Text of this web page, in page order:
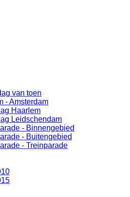
van toen
- Amsterdam
Haarlem
Leidschendam
- Binnengebied
- Buitengebied
- Treinparade